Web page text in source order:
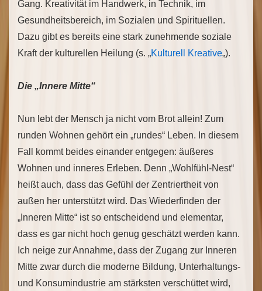
Gang. Kreativität im Handwerk, in Technik, im
Gesundheitsbereich, im Sozialen und Spirituellen.
Dazu gibt es bereits eine stark zunehmende soziale
Kraft der kulturellen Heilung (s. „Kulturell Kreative„).
Die „Innere Mitte“
Nun lebt der Mensch ja nicht vom Brot allein! Zum
runden Wohnen gehört ein „rundes“ Leben. In diesem
Fall kommt beides einander entgegen: äußeres
Wohnen und inneres Erleben. Denn „Wohlfühl-Nest“
heißt auch, dass das Gefühl der Zentriertheit von
außen her unterstützt wird. Das Wiederfinden der
„Inneren Mitte“ ist so entscheidend und elementar,
dass es gar nicht hoch genug geschätzt werden kann.
Ich neige zur Annahme, dass der Zugang zur Inneren
Mitte zwar durch die moderne Bildung, Unterhaltungs-
und Konsumindustrie am stärksten verschüttet wird,